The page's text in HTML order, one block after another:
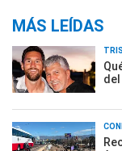
MÁS LEÍDAS